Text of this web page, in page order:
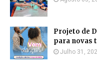
Projeto de
para novas
Julho 31,